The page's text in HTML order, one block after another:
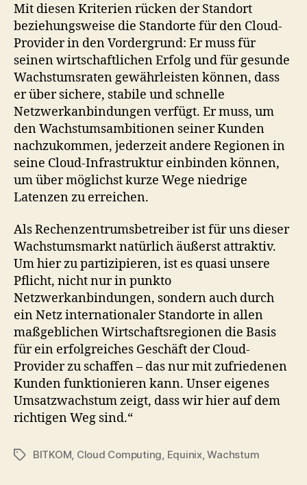
Mit diesen Kriterien rücken der Standort
beziehungsweise die Standorte für den Cloud-
Provider in den Vordergrund: Er muss für
seinen wirtschaftlichen Erfolg und für gesunde
Wachstumsraten gewährleisten können, dass
er über sichere, stabile und schnelle
Netzwerkanbindungen verfügt. Er muss, um
den Wachstumsambitionen seiner Kunden
nachzukommen, jederzeit andere Regionen in
seine Cloud-Infrastruktur einbinden können,
um über möglichst kurze Wege niedrige
Latenzen zu erreichen.
Als Rechenzentrumsbetreiber ist für uns dieser
Wachstumsmarkt natürlich äußerst attraktiv.
Um hier zu partizipieren, ist es quasi unsere
Pflicht, nicht nur in punkto
Netzwerkanbindungen, sondern auch durch
ein Netz internationaler Standorte in allen
maßgeblichen Wirtschaftsregionen die Basis
für ein erfolgreiches Geschäft der Cloud-
Provider zu schaffen – das nur mit zufriedenen
Kunden funktionieren kann. Unser eigenes
Umsatzwachstum zeigt, dass wir hier auf dem
richtigen Weg sind.“
TagsBITKOM, Cloud Computing, Equinix,Wachstum